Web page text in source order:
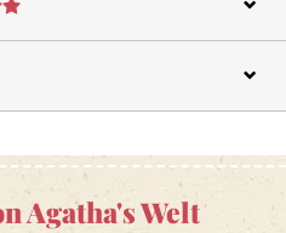
Agatha's Welt